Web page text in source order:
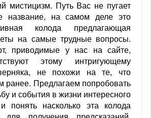
мистицизм. Путь Вас не пугает
название, на самом деле это
колода предлагающая
на самые трудные вопросы.
приводимые у нас на сайте,
этому интригующему
не похожи на те, что
ранее. Предлагаем попробовать
и события в жизни интересного
понять насколько эта колода